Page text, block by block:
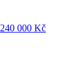
240 000 Kč